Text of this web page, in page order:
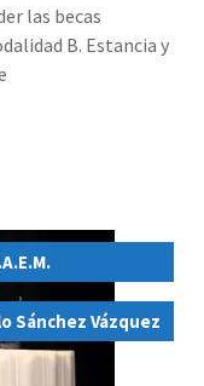
las becas
B. Estancia y
,
Sánchez Vázquez